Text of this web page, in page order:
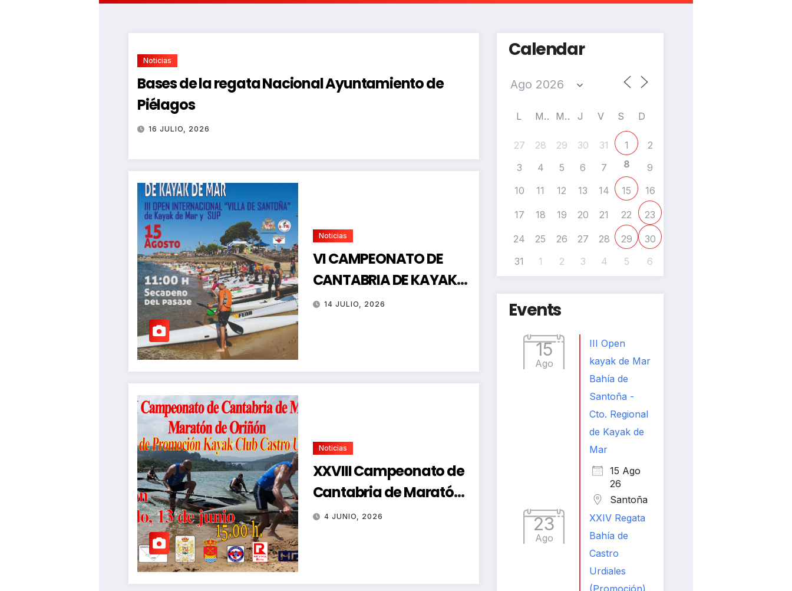
Noticias
Bases de la regata Nacional Ayuntamiento de
Piélagos
16 JULIO, 2026
Noticias
VI CAMPEONATO DE
CANTABRIA DE KAYAK
DE MAR
14 JULIO, 2026
Noticias
XXVIII Campeonato de
Cantabria de Maratón-
Regata de Promoción
4 JUNIO, 2026
Calendar
L M M J V S D
27 28 29 30 31 1
2
3
4 5 6 7 8
9
10
11 12 13 14 15 16
17 18 19 20 21 22 23
24 25 26 27 28 29
30
31
1 2 3 4 5 6
Events
15
Ago
III Open
kayak de Mar
Bahía de
Santoña -
Cto. Regional
de Kayak de
Mar
15 Ago
26
Santoña
23
Ago
XXIV Regata
Bahía de
Castro
Urdiales
(Promoción)